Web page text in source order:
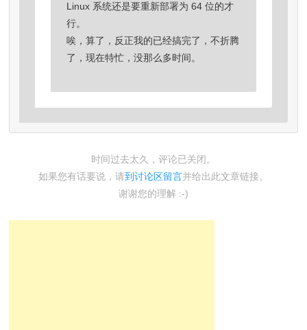
Linux 系统还是要重新部署为 64 位的才
行。
唉，算了，反正我的已经搞完了，不折腾
了，现在特忙，没那么多时间。
时间过去太久，评论已关闭。
如果您有话要说，请到讨论区留言并给出此文章链接。
谢谢您的理解 :-)